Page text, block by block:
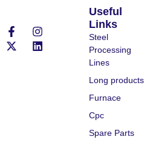
Useful
Links
Steel
Processing
Lines
Long products
Furnace
Cpc
Spare Parts